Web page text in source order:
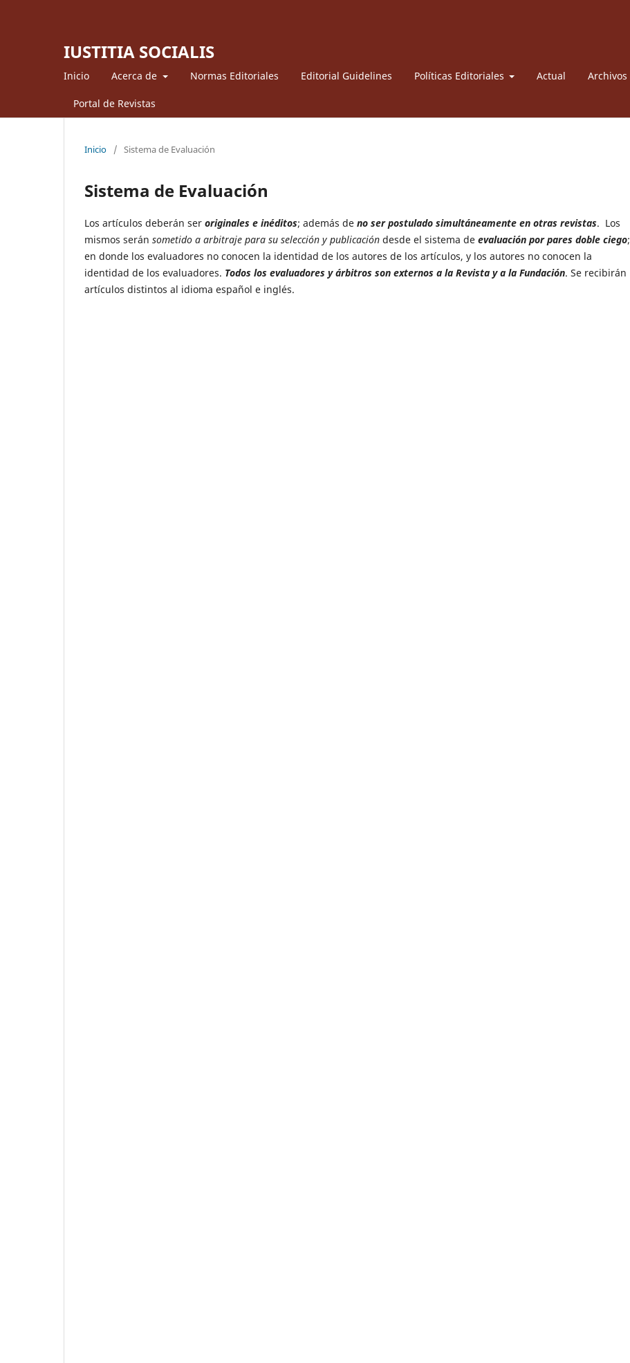
IUSTITIA SOCIALIS
Inicio Acerca de Normas Editoriales Editorial Guidelines Políticas Editoriales Actual Archivos
Portal de Revistas
Inicio / Sistema de Evaluación
Sistema de Evaluación
Los artículos deberán ser originales e inéditos; además de no ser postulado simultáneamente en otras revistas. Los
mismos serán sometido a arbitraje para su selección y publicación desde el sistema de evaluación por pares doble ciego;
en donde los evaluadores no conocen la identidad de los autores de los artículos, y los autores no conocen la
identidad de los evaluadores. Todos los evaluadores y árbitros son externos a la Revista y a la Fundación. Se recibirán
artículos distintos al idioma español e inglés.